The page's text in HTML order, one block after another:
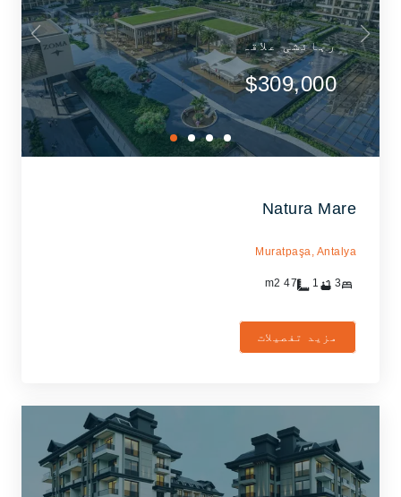
رہائشی علاقہ
$309,000
Natura Mare
Muratpaşa, Antalya
3
1
47
مزید تفصیلات